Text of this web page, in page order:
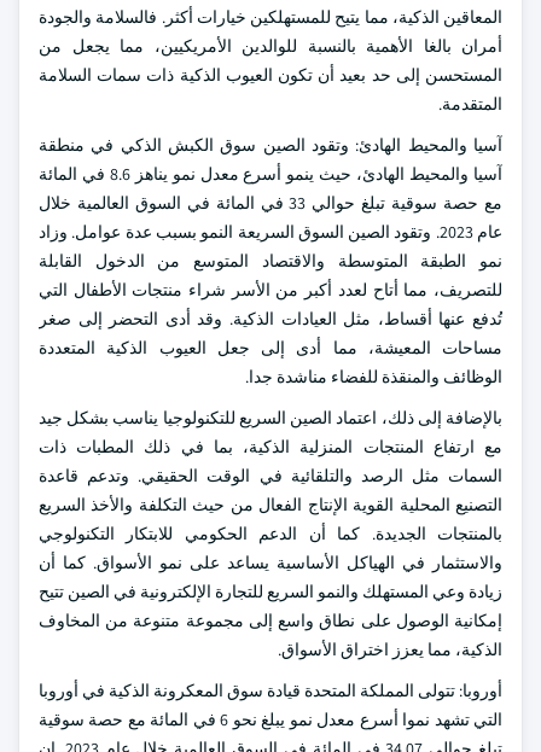
المعاقين الذكية، مما يتيح للمستهلكين خيارات أكثر. فالسلامة والجودة
أمران بالغا الأهمية بالنسبة للوالدين الأمريكيين، مما يجعل من
المستحسن إلى حد بعيد أن تكون العيوب الذكية ذات سمات السلامة
المتقدمة.
آسيا والمحيط الهادئ: وتقود الصين سوق الكبش الذكي في منطقة
آسيا والمحيط الهادئ، حيث ينمو أسرع معدل نمو يناهز 8.6 في المائة
مع حصة سوقية تبلغ حوالي 33 في المائة في السوق العالمية خلال
عام 2023. وتقود الصين السوق السريعة النمو بسبب عدة عوامل. وزاد
نمو الطبقة المتوسطة والاقتصاد المتوسع من الدخول القابلة
للتصريف، مما أتاح لعدد أكبر من الأسر شراء منتجات الأطفال التي
تُدفع عنها أقساط، مثل العيادات الذكية. وقد أدى التحضر إلى صغر
مساحات المعيشة، مما أدى إلى جعل العيوب الذكية المتعددة
الوظائف والمنقذة للفضاء مناشدة جدا.
بالإضافة إلى ذلك، اعتماد الصين السريع للتكنولوجيا يناسب بشكل جيد
مع ارتفاع المنتجات المنزلية الذكية، بما في ذلك المطبات ذات
السمات مثل الرصد والتلقائية في الوقت الحقيقي. وتدعم قاعدة
التصنيع المحلية القوية الإنتاج الفعال من حيث التكلفة والأخذ السريع
بالمنتجات الجديدة. كما أن الدعم الحكومي للابتكار التكنولوجي
والاستثمار في الهياكل الأساسية يساعد على نمو الأسواق. كما أن
زيادة وعي المستهلك والنمو السريع للتجارة الإلكترونية في الصين تتيح
إمكانية الوصول على نطاق واسع إلى مجموعة متنوعة من المخاوف
الذكية، مما يعزز اختراق الأسواق.
أوروبا: تتولى المملكة المتحدة قيادة سوق المعكرونة الذكية في أوروبا
التي تشهد نموا أسرع معدل نمو يبلغ نحو 6 في المائة مع حصة سوقية